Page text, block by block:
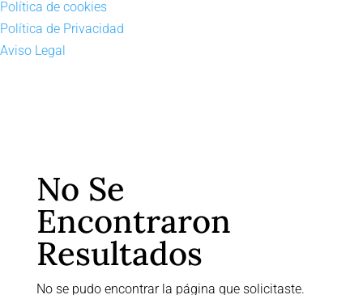
Política de cookies
Política de Privacidad
Aviso Legal
No Se
Encontraron
Resultados
No se pudo encontrar la página que solicitaste.